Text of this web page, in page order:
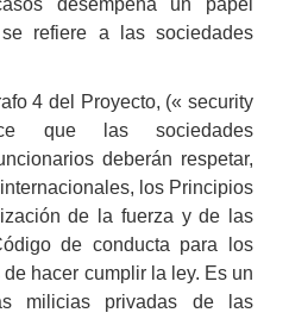
desempeña un papel
refiere a las sociedades
4 del Proyecto, (« security
que las sociedades
deberán respetar,
los Principios
de la fuerza y de las
de conducta para los
hacer cumplir la ley. Es un
milicias privadas de las